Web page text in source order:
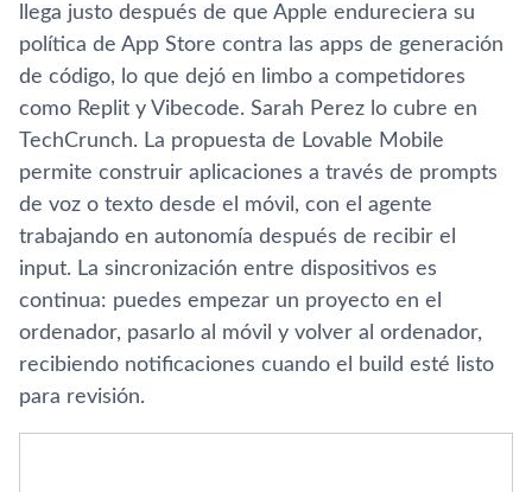
llega justo después de que Apple endureciera su
política de App Store contra las apps de generación
de código, lo que dejó en limbo a competidores
como Replit y Vibecode. Sarah Perez lo cubre en
TechCrunch. La propuesta de Lovable Mobile
permite construir aplicaciones a través de prompts
de voz o texto desde el móvil, con el agente
trabajando en autonomía después de recibir el
input. La sincronización entre dispositivos es
continua: puedes empezar un proyecto en el
ordenador, pasarlo al móvil y volver al ordenador,
recibiendo notificaciones cuando el build esté listo
para revisión.